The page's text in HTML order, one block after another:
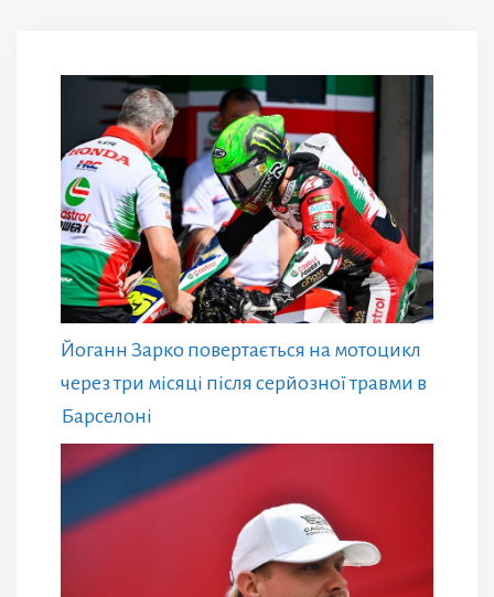
Йоганн Зарко повертається на мотоцикл
через три місяці після серйозної травми в
Барселоні